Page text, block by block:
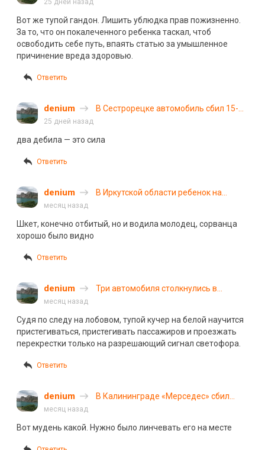
25 дней назад
Вот же тупой гандон. Лишить ублюдка прав пожизненно.
За то, что он покалеченного ребенка таскал, чтоб
освободить себе путь, впаять статью за умышленное
причинение вреда здоровью.
Ответить
denium
В Сестрорецке автомобиль сбил 15-
25 дней назад
два дебила — это сила
Ответить
denium
В Иркутской области ребенок на
месяц назад
Шкет, конечно отбитый, но и водила молодец, сорванца
хорошо было видно
Ответить
denium
Три автомобиля столкнулись в
месяц назад
Судя по следу на лобовом, тупой кучер на белой научится
пристегиваться, пристегивать пассажиров и проезжать
перекрестки только на разрешающий сигнал светофора.
Ответить
denium
В Калининграде «Мерседес» сбил
месяц назад
Вот мудень какой. Нужно было линчевать его на месте